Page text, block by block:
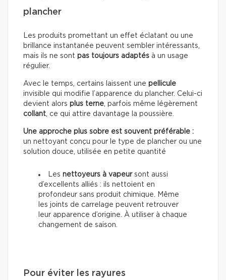
plancher
Les produits promettant un effet éclatant ou une
brillance instantanée peuvent sembler intéressants,
mais ils ne sont pas toujours adaptés à un usage
régulier.
Avec le temps, certains laissent une pellicule
invisible qui modifie l’apparence du plancher. Celui-ci
devient alors plus terne , parfois même légèrement
collant , ce qui attire davantage la poussière.
Une approche plus sobre est souvent préférable :
un nettoyant conçu pour le type de plancher ou une
solution douce, utilisée en petite quantité
Les nettoyeurs à vapeursont aussi
d’excellents alliés : ils nettoient en
profondeur sans produit chimique. Même
les joints de carrelage peuvent retrouver
leur apparence d’origine. À utiliser à chaque
changement de saison.
Pour éviter les rayures